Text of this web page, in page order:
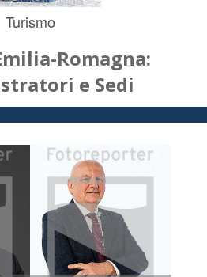
Turismo
Romagna:
e Sedi